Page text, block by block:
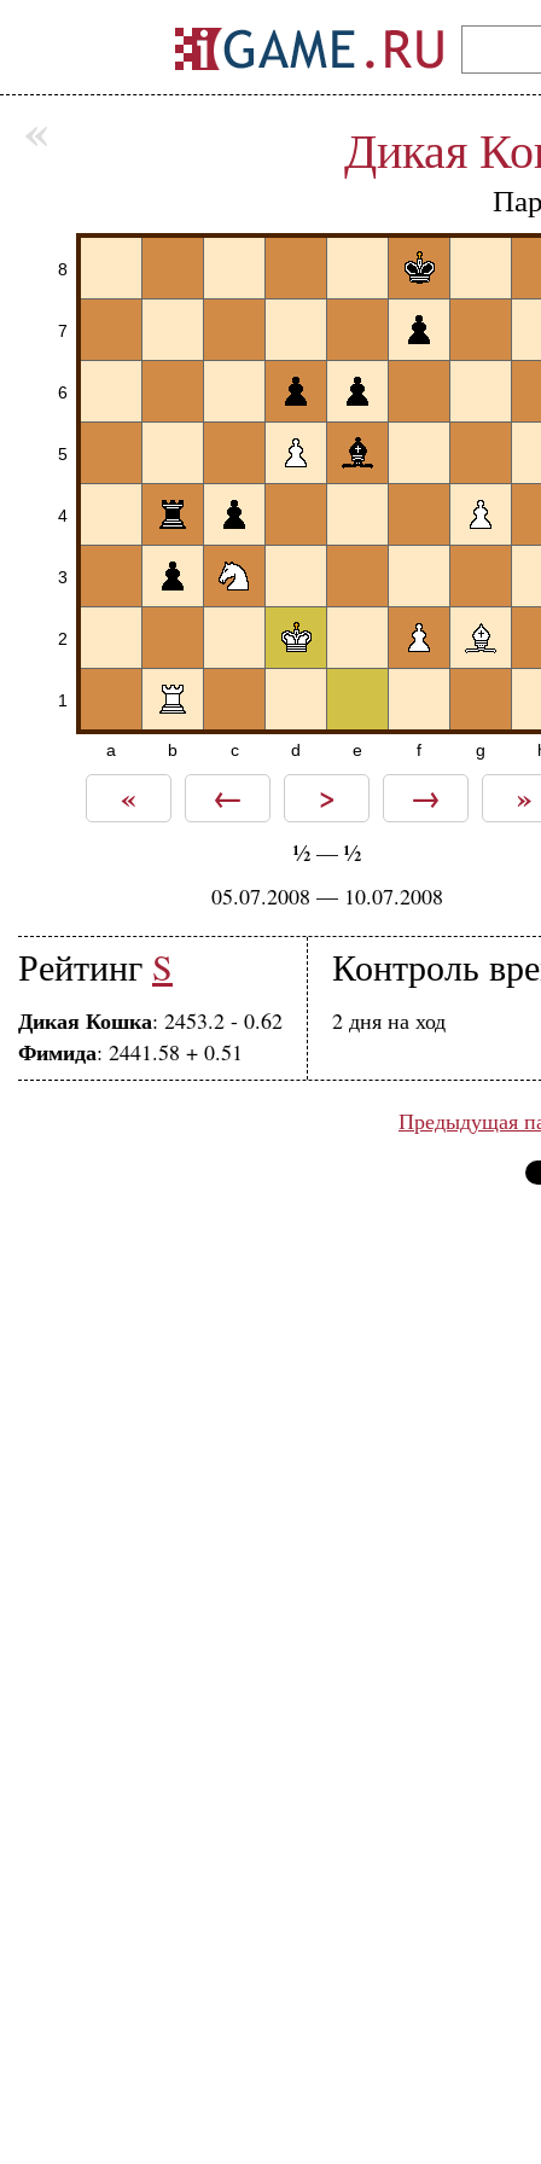
Дикая
8
7
6
5
4
3
2
1
a b c d e f g
« ← > → »
½— ½
05.07.2008 — 10.07.2008
Рейтинг S
Дикая Кошка: 2453.2 - 0.62
Фимида: 2441.58 + 0.51
Контроль
2 дня на ход
Предыдущая
«